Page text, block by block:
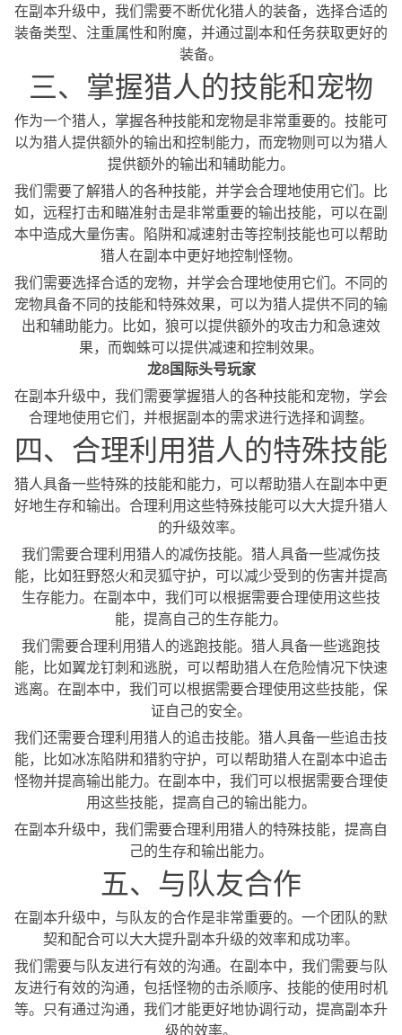
在副本升级中，我们需要不断优化猎人的装备，选择合适的
装备类型、注重属性和附魔，并通过副本和任务获取更好的
装备。
三、掌握猎人的技能和宠物
作为一个猎人，掌握各种技能和宠物是非常重要的。技能可
以为猎人提供额外的输出和控制能力，而宠物则可以为猎人
提供额外的输出和辅助能力。
我们需要了解猎人的各种技能，并学会合理地使用它们。比
如，远程打击和瞄准射击是非常重要的输出技能，可以在副
本中造成大量伤害。陷阱和减速射击等控制技能也可以帮助
猎人在副本中更好地控制怪物。
我们需要选择合适的宠物，并学会合理地使用它们。不同的
宠物具备不同的技能和特殊效果，可以为猎人提供不同的输
出和辅助能力。比如，狼可以提供额外的攻击力和急速效
果，而蜘蛛可以提供减速和控制效果。
龙8国际头号玩家
在副本升级中，我们需要掌握猎人的各种技能和宠物，学会
合理地使用它们，并根据副本的需求进行选择和调整。
四、合理利用猎人的特殊技能
猎人具备一些特殊的技能和能力，可以帮助猎人在副本中更
好地生存和输出。合理利用这些特殊技能可以大大提升猎人
的升级效率。
我们需要合理利用猎人的减伤技能。猎人具备一些减伤技
能，比如狂野怒火和灵狐守护，可以减少受到的伤害并提高
生存能力。在副本中，我们可以根据需要合理使用这些技
能，提高自己的生存能力。
我们需要合理利用猎人的逃跑技能。猎人具备一些逃跑技
能，比如翼龙钉刺和逃脱，可以帮助猎人在危险情况下快速
逃离。在副本中，我们可以根据需要合理使用这些技能，保
证自己的安全。
我们还需要合理利用猎人的追击技能。猎人具备一些追击技
能，比如冰冻陷阱和猎豹守护，可以帮助猎人在副本中追击
怪物并提高输出能力。在副本中，我们可以根据需要合理使
用这些技能，提高自己的输出能力。
在副本升级中，我们需要合理利用猎人的特殊技能，提高自
己的生存和输出能力。
五、与队友合作
在副本升级中，与队友的合作是非常重要的。一个团队的默
契和配合可以大大提升副本升级的效率和成功率。
我们需要与队友进行有效的沟通。在副本中，我们需要与队
友进行有效的沟通，包括怪物的击杀顺序、技能的使用时机
等。只有通过沟通，我们才能更好地协调行动，提高副本升
级的效率。